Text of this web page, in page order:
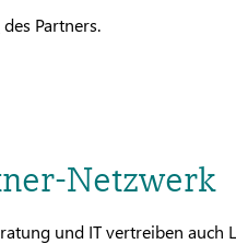
des Partners.
Netzwerk
und IT vertreiben auch